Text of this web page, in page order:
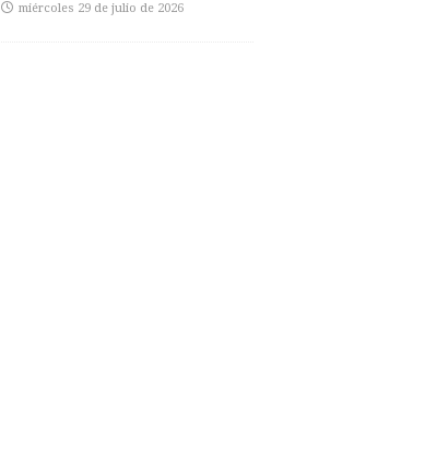
miércoles 29 de julio de 2026